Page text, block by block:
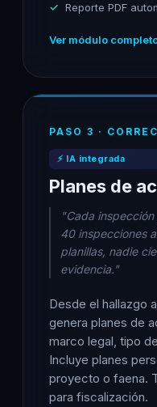
Reporte PDF
Ver módulo
PASO 3 ·
⚡ IA integrada
Planes de
"Cada
40 inspecciones
planillas, nadie
evidencia."
Desde el hallazgo
genera planes de
marco legal, tipo
Incluye planes
proyecto o faena.
para fiscalización.